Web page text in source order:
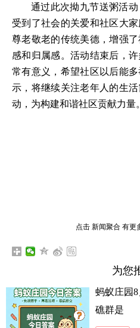
通过此次拗九节送粥活
受到了社会的关爱和社区大
尊老敬老的传统美德，增强
感和归属感。活动结束后，
常有意义，希望社区以后能
示，将继续关注老年人的生
动，为构建和谐社区贡献力量。
点击 新闻聚合有更
为您
蚂蚁庄园
礁群是